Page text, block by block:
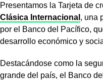
Presentamos la Tarjeta de
Clásica Internacional , una
por el Banco del Pacífico,
desarrollo económico y
Destacándose como la
grande del país, el Banco